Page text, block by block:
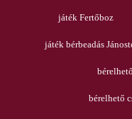
játék Fertőboz
játék bérbeadás
bérelhető